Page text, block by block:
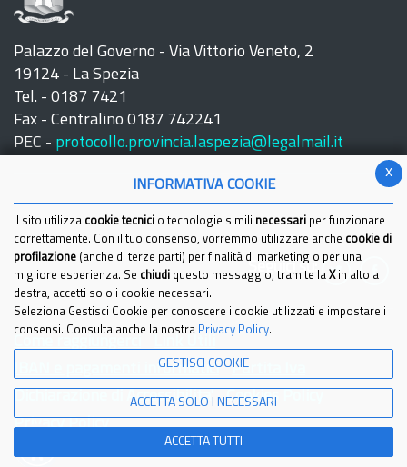
Palazzo del Governo - Via Vittorio Veneto, 2
19124 - La Spezia
Tel. - 0187 7421
Fax - Centralino 0187 742241
PEC - protocollo.provincia.laspezia@legalmail.it
Seguici su:
IBAN e pagamenti informatici
Partita Iva
Dichiarazione di Accessibilita'
Cookies Policy
Privacy Policy
© 2021 Provincia della Spezia - Tutti i diritti riservati
x
INFORMATIVA COOKIE
Il sito utilizza cookie tecnici o tecnologie simili necessari per funzionare
correttamente. Con il tuo consenso, vorremmo utilizzare anche cookie di
profilazione (anche di terze parti) per finalità di marketing o per una
migliore esperienza. Se chiudi questo messaggio, tramite la Xin alto a
destra, accetti solo i cookie necessari.
Seleziona Gestisci Cookie per conoscere i cookie utilizzati e impostare i
consensi. Consulta anche la nostra Privacy Policy.
GESTISCI COOKIE
ACCETTA SOLO I NECESSARI
ACCETTA TUTTI